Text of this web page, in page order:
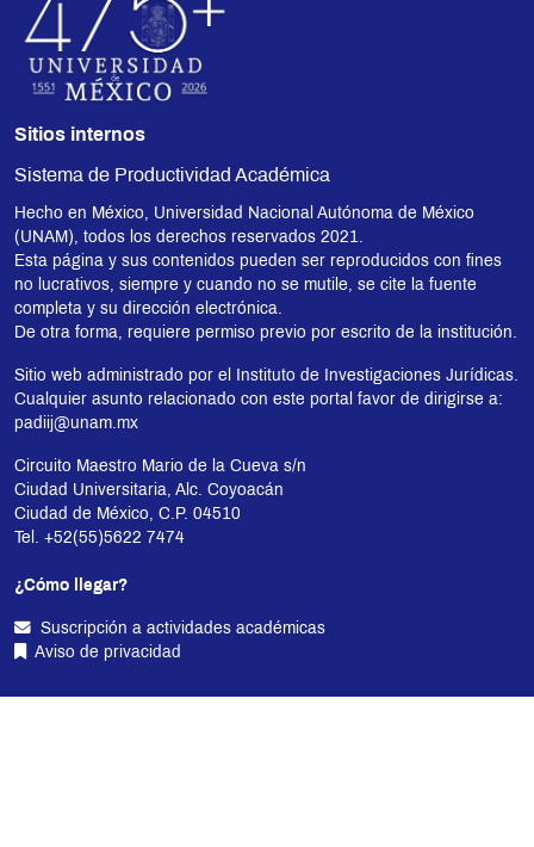
Sitios internos
Sistema de Productividad Académica
Hecho en México, Universidad Nacional Autónoma de México
(UNAM), todos los derechos reservados 2021.
Esta página y sus contenidos pueden ser reproducidos con fines
no lucrativos, siempre y cuando no se mutile, se cite la fuente
completa y su dirección electrónica.
De otra forma, requiere permiso previo por escrito de la institución.
Sitio web administrado por el Instituto de Investigaciones Jurídicas.
Cualquier asunto relacionado con este portal favor de dirigirse a:
padiij@unam.mx
Circuito Maestro Mario de la Cueva s/n
Ciudad Universitaria, Alc. Coyoacán
Ciudad de México, C.P. 04510
Tel. +52(55)5622 7474
¿Cómo llegar?
Suscripción a actividades académicas
Aviso de privacidad